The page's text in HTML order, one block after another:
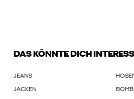
DAS KÖNNTE DICH
JEANS
JACKEN